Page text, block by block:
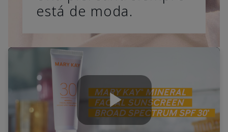
está de moda.
Play